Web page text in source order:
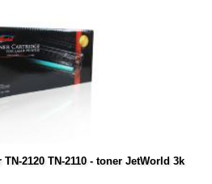
2120 TN-2110 - toner JetWorld 3k